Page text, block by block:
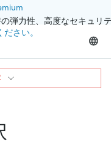
力性、高度なセキュリ
さい。